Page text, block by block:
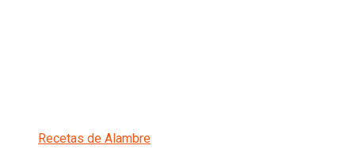
Recetas de Alambre